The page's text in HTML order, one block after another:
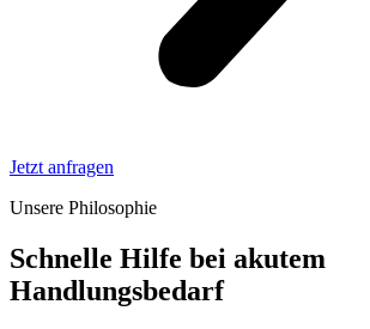
Jetzt anfragen
Unsere Philosophie
Schnelle Hilfe bei akutem
Handlungsbedarf